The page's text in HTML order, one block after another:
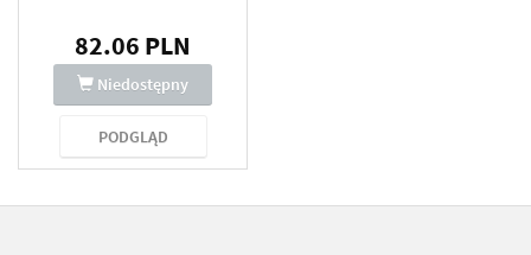
82.06 PLN
Niedostępny
PODGLĄD